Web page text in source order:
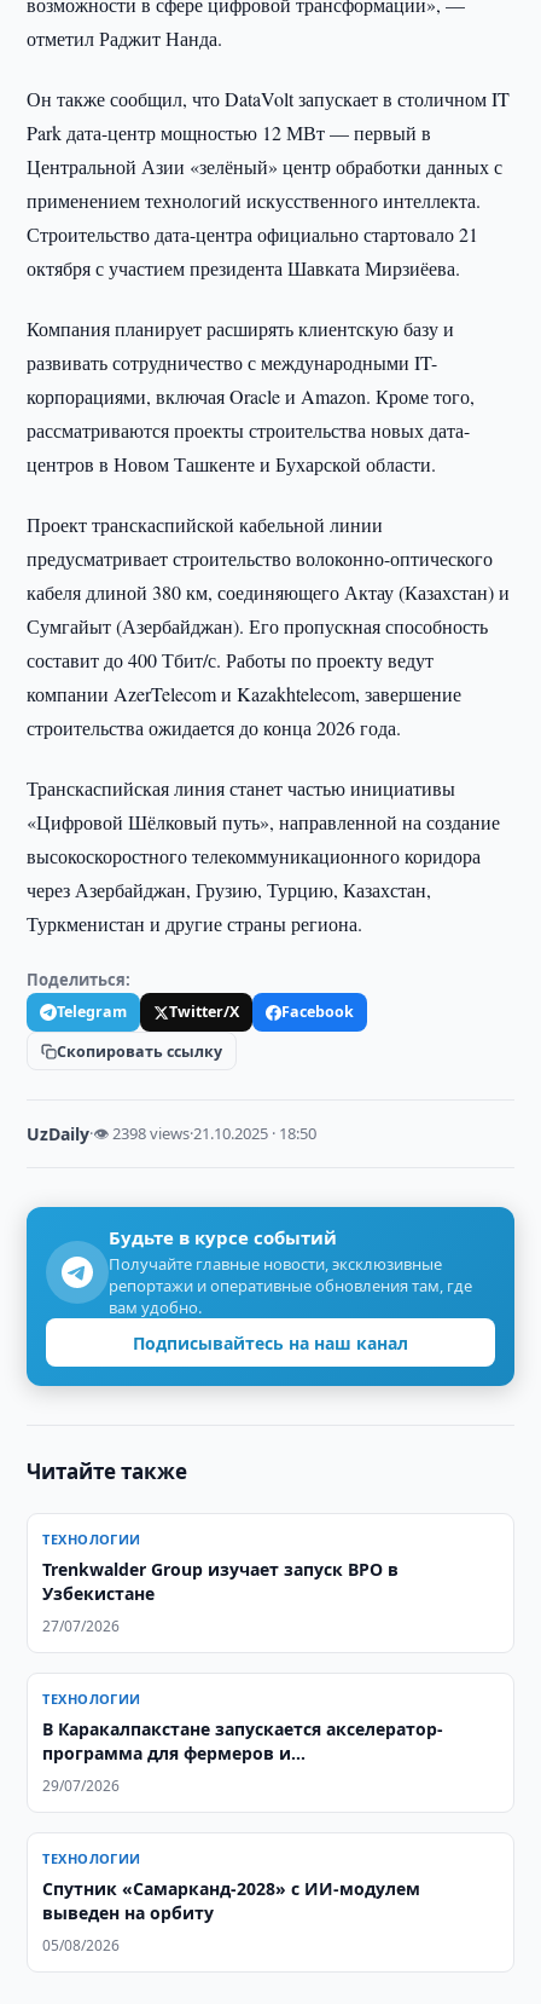
отметил Раджит Нанда.
Он также сообщил, что DataVolt запускает в столичном IT
Park дата-центр мощностью 12 МВт — первый в
Центральной Азии «зелёный» центр обработки данных с
применением технологий искусственного интеллекта.
Строительство дата-центра официально стартовало 21
октября с участием президента Шавката Мирзиёева.
Компания планирует расширять клиентскую базу и
развивать сотрудничество с международными IT-
корпорациями, включая Oracle и Amazon. Кроме того,
рассматриваются проекты строительства новых дата-
центров в Новом Ташкенте и Бухарской области.
Проект транскаспийской кабельной линии
предусматривает строительство волоконно-оптического
кабеля длиной 380 км, соединяющего Актау (Казахстан) и
Сумгайыт (Азербайджан). Его пропускная способность
составит до 400 Тбит/с. Работы по проекту ведут
компании AzerTelecom и Kazakhtelecom, завершение
строительства ожидается до конца 2026 года.
Транскаспийская линия станет частью инициативы
«Цифровой Шёлковый путь», направленной на создание
высокоскоростного телекоммуникационного коридора
через Азербайджан, Грузию, Турцию, Казахстан,
Туркменистан и другие страны региона.
Поделиться:
Telegram Twitter/X
Facebook
Скопировать ссылку
UzDaily·👁 2398 views·21.10.2025 · 18:50
Будьте в курсе событий
Получайте главные новости, эксклюзивные
репортажи и оперативные обновления там, где
вам удобно.
Подписывайтесь на наш канал
Читайте также
ТЕХНОЛОГИИ
Trenkwalder Group изучает запуск BPO в
Узбекистане
27/07/2026
ТЕХНОЛОГИИ
В Каракалпакстане запускается акселератор-
программа для фермеров и
агропредпринимателей
29/07/2026
ТЕХНОЛОГИИ
Спутник «Самарканд-2028» с ИИ-модулем
выведен на орбиту
05/08/2026